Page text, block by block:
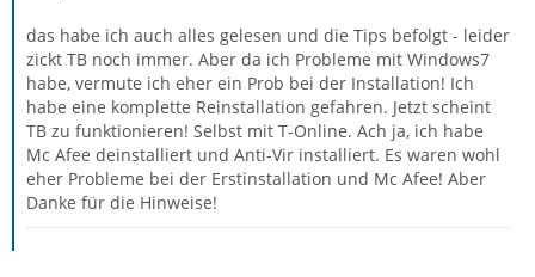
das habe ich auch alles gelesen und die Tips befolgt - leider
zickt TB noch immer. Aber da ich Probleme mit Windows7
habe, vermute ich eher ein Prob bei der Installation! Ich
habe eine komplette Reinstallation gefahren. Jetzt scheint
TB zu funktionieren! Selbst mit T-Online. Ach ja, ich habe
Mc Afee deinstalliert und Anti-Vir installiert. Es waren wohl
eher Probleme bei der Erstinstallation und Mc Afee! Aber
Danke für die Hinweise!